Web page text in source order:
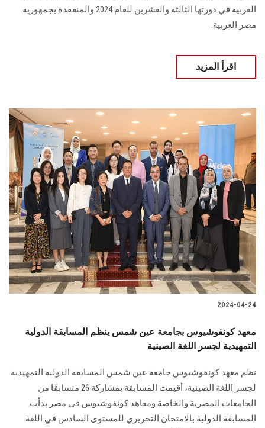
العربية في دورتها الثالثة والعشرين ‏للعام 2024 والمنعقدة بجمهورية
مصر العربية‎.‎
اقرأ المزيد
2024-04-24
معهد كونفوشيوس بجامعة عين شمس ينظم المسابقة الدولية
التمهيدية لجسر اللغة الصينية
نظم معهد كونفوشيوس جامعة عين شمس المسابقة الدولية التمهيدية
لجسر اللغة الصينية، أقيمت المسابقة ‏بمشاركة 26 متسابقًا من
الجامعات المصرية والخاصة ومعاهد كونفوشيوس في مصر بدأت
المسابقة الدولية بالامتحان التحريري للمستوى السادس في اللغة